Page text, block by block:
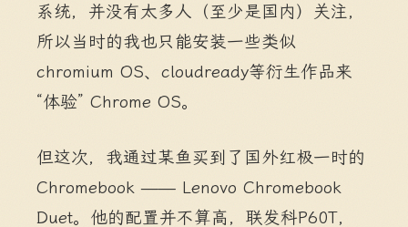
系统，并没有太多人（至少是国内）关注，
所以当时的我也只能安装一些类似
chromium OS、cloudready等衍生作品来
“体验” Chrome OS。
但这次，我通过某鱼买到了国外红极一时的
Chromebook —— Lenovo Chromebook
Duet。他的配置并不算高，联发科P60T，